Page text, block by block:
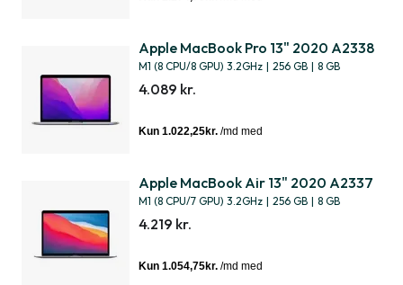
Apple MacBook Pro 13" 2020 A2338
M1 (8 CPU/8 GPU) 3.2GHz | 256 GB | 8 GB
4.089 kr.
Apple MacBook Air 13" 2020 A2337
M1 (8 CPU/7 GPU) 3.2GHz | 256 GB | 8 GB
4.219 kr.